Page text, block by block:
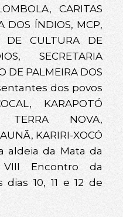
CARITAS
DOS ÍNDIOS, MCP,
DE CULTURA DE
SECRETARIA
DE PALMEIRA DOS
dos povos
KARAPOTÓ
TERRA NOVA,
KARIRI-XOCÓ
aldeia da Mata da
Encontro da
10, 11 e 12 de